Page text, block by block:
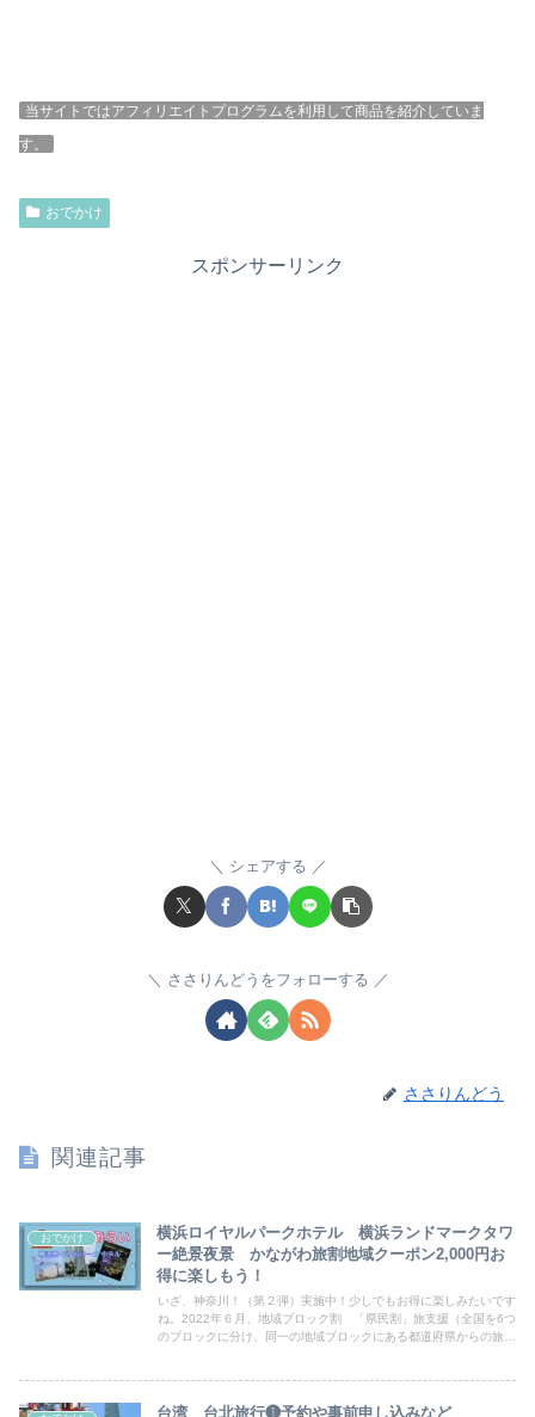
当サイトではアフィリエイトプログラムを利用して商品を紹介していま
す。
おでかけ
スポンサーリンク
シェアする
ささりんどうをフォローする
ささりんどう
関連記事
おでかけ
横浜ロイヤルパークホテル 横浜ランドマークタワ
ー絶景夜景 かながわ旅割地域クーポン2,000円お
得に楽しもう！
いざ、神奈川！（第２弾）実施中！少しでもお得に楽しみたいです
ね。2022年６月、地域ブロック割 「県民割」旅支援（全国を6つ
のブロックに分け、同一の地域ブロックにある都道府県からの旅行
台湾 台北旅行❶予約や事前申し込みなど